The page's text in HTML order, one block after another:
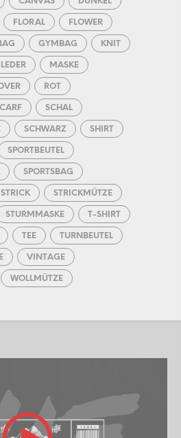
FLORAL FLOWER
GYMBAG KNIT
LEDER MASKE
ROT
SCHAL
SCHWARZ SHIRT
SPORTBEUTEL
SPORTSBAG
STRICK STRICKMÜTZE
STURMMASKE T-SHIRT
TEE TURNBEUTEL
VINTAGE
WOLLMÜTZE